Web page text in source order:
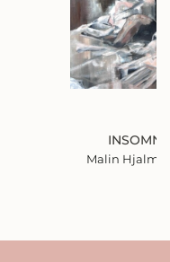
Malin